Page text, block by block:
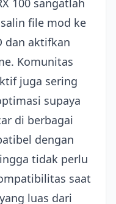
100 sangatlah
file mod ke
dan aktifkan
Komunitas
juga sering
supaya
di berbagai
dengan
tidak perlu
saat
luas dari